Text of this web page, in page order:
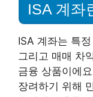
ISA 계좌
ISA 계좌는 특
그리고 매매 차
금융 상품이에
장려하기 위해